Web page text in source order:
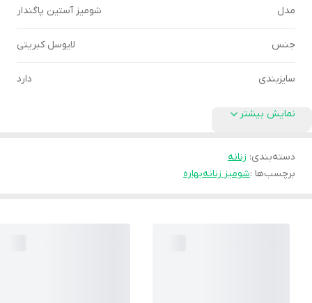
مدل شومیز آستین پاگندار
جنس لایوسل کبریتی
سایزبندی دارد
نمایش بیشتر
دسته‌بندی: زنانه
برچسب‌ها :شومیز زنانهبهاره